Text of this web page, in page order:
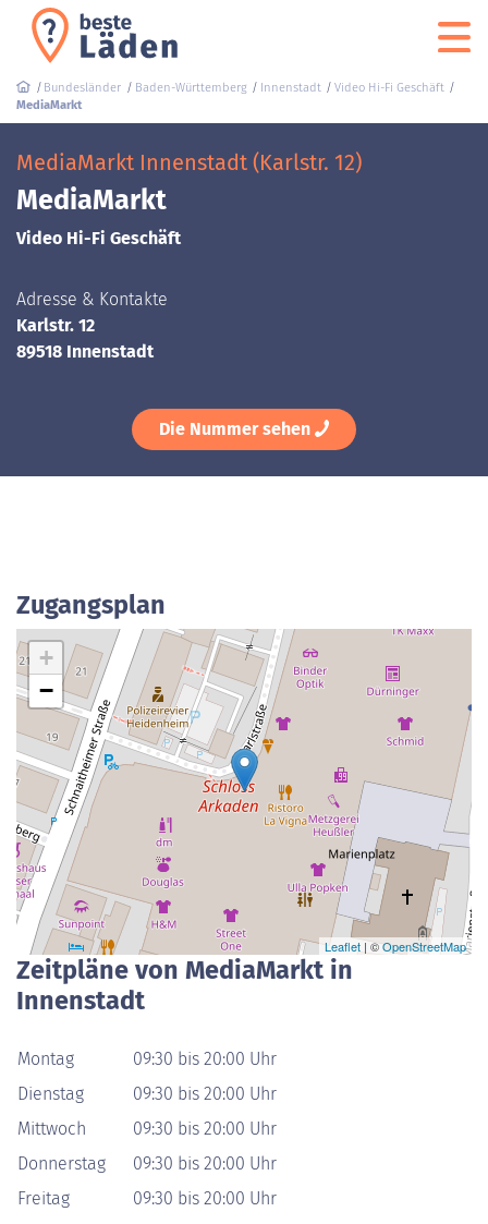
Bundesländer Baden-Württemberg Innenstadt
Video Hi-Fi Geschäft
MediaMarkt
MediaMarkt Innenstadt (Karlstr. 12)
MediaMarkt
Video Hi-Fi Geschäft
Adresse & Kontakte
Karlstr. 12
89518 Innenstadt
Die Nummer sehen
Zugangsplan
+
−
Leaflet| ©OpenStreetMap
Zeitpläne von MediaMarkt in
Innenstadt
Montag
09:30 bis 20:00 Uhr
Dienstag
09:30 bis 20:00 Uhr
Mittwoch
09:30 bis 20:00 Uhr
Donnerstag
09:30 bis 20:00 Uhr
Freitag
09:30 bis 20:00 Uhr